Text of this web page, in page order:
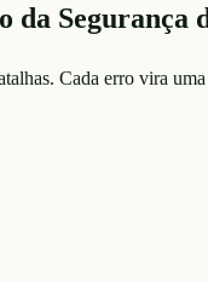
da
Cada erro vira